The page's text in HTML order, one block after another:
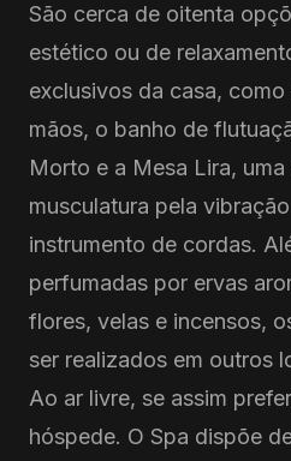
São cerca de oitenta
estético ou de
exclusivos da casa, como
mãos, o banho de
Morto e a Mesa Lira,
musculatura pela
instrumento de cordas.
perfumadas por ervas
flores, velas e incensos,
ser realizados em outros
Ao ar livre, se assim
hóspede. O Spa dispõe